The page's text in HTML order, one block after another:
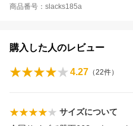
商品番号：slacks185a
購入した人のレビュー
4.27 （22件）
サイズについて